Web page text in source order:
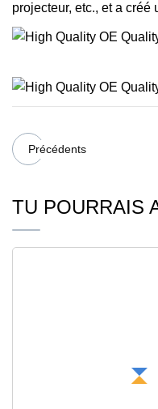
projecteur, etc., et a
Précédents
TU POURRAIS